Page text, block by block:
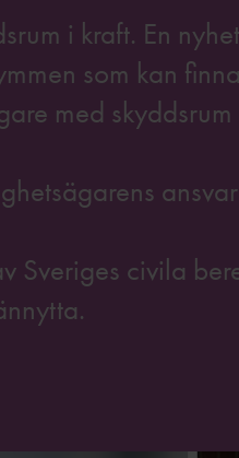
i kraft. En
som kan
med
Sveriges civila